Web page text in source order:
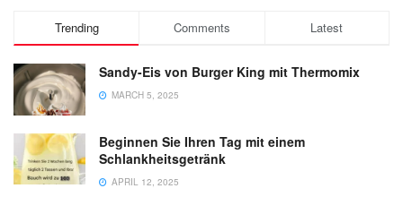
Trending Comments Latest
Sandy-Eis von Burger King mit Thermomix
MARCH 5, 2025
Beginnen Sie Ihren Tag mit einem
Schlankheitsgetränk
APRIL 12, 2025